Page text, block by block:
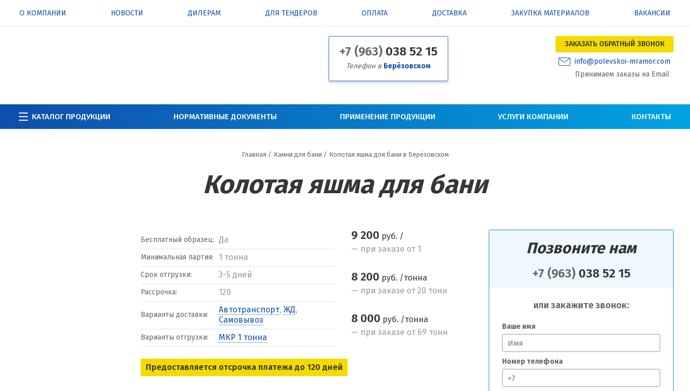
О КОМПАНИИ НОВОСТИ ДИЛЕРАМ ДЛЯ ТЕНДЕРОВ ОПЛАТА ДОСТАВКА ЗАКУПКА МАТЕРИАЛОВ ВАКАНСИИ
+7 (963) 038 52 15
Телефон в Берёзовском
ЗАКАЗАТЬ ОБРАТНЫЙ ЗВОНОК
info@polevskoi-mramor.com
Принимаем заказы на Email
КАТАЛОГ ПРОДУКЦИИ НОРМАТИВНЫЕ ДОКУМЕНТЫ ПРИМЕНЕНИЕ ПРОДУКЦИИ УСЛУГИ КОМПАНИИ КОНТАКТЫ
Главная / Камни для бани / Колотая яшма для бани в Берёзовском
Колотая яшма для бани
Позвоните нам
+7 (963)038 52 15
или закажите звонок:
Ваше имя
Номер телефона
Бесплатный образец: Да
Минимальная партия: 1 тонна
Срок отгрузки: 3-5 дней
Рассрочка: 120
Варианты доставки:
Автотранспорт, ЖД,
Самовывоз
Варианты отгрузки: МКР 1 тонна
Предоставляется отсрочка платежа до 120 дней
9 200 руб. /
— при заказе от 1
8 200 руб. /тонна
— при заказе от 20 тонн
8 000 руб. /тонна
— при заказе от 69 тонн